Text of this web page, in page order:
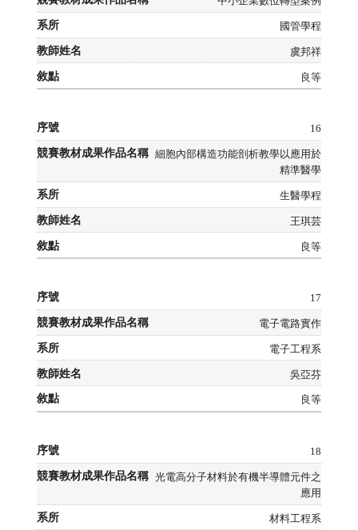
國管學程
虞邦祥
良等
16
細胞內部構造功能剖析教學以應用於
精準醫學
生醫學程
王琪芸
良等
17
電子電路實作
電子工程系
吳亞芬
良等
18
光電高分子材料於有機半導體元件之
應用
材料工程系